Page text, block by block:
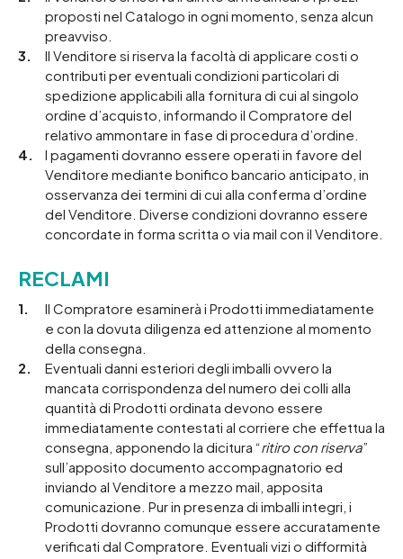
proposti nel Catalogo in ogni momento, senza alcun
preavviso.
Il Venditore si riserva la facoltà di applicare costi o
contributi per eventuali condizioni particolari di
spedizione applicabili alla fornitura di cui al singolo
ordine d’acquisto, informando il Compratore del
relativo ammontare in fase di procedura d’ordine.
I pagamenti dovranno essere operati in favore del
Venditore mediante bonifico bancario anticipato, in
osservanza dei termini di cui alla conferma d’ordine
del Venditore. Diverse condizioni dovranno essere
concordate in forma scritta o via mail con il Venditore.
RECLAMI
Il Compratore esaminerà i Prodotti immediatamente
e con la dovuta diligenza ed attenzione al momento
della consegna.
Eventuali danni esteriori degli imballi ovvero la
mancata corrispondenza del numero dei colli alla
quantità di Prodotti ordinata devono essere
immediatamente contestati al corriere che effettua la
consegna, apponendo la dicitura “ritiro con riserva”
sull’apposito documento accompagnatorio ed
inviando al Venditore a mezzo mail, apposita
comunicazione. Pur in presenza di imballi integri, i
Prodotti dovranno comunque essere accuratamente
verificati dal Compratore. Eventuali vizi o difformità